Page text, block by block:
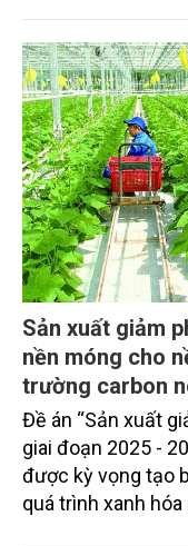
Sản xuất giảm
nền móng cho
trường carbon
Đề án “Sản xuất
giai đoạn 2025 -
được kỳ vọng tạo
quá trình xanh